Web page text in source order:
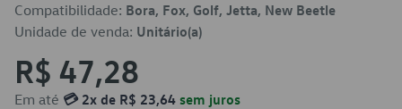
Compatibilidade: Bora, Fox, Golf, Jetta, New Beetle
Unidade de venda: Unitário(a)
R$ 47,28
Em até 💳 2x de R$ 23,64 sem juros